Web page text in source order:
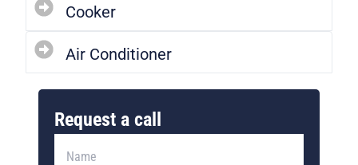
Cooker
Air Conditioner
Request a call